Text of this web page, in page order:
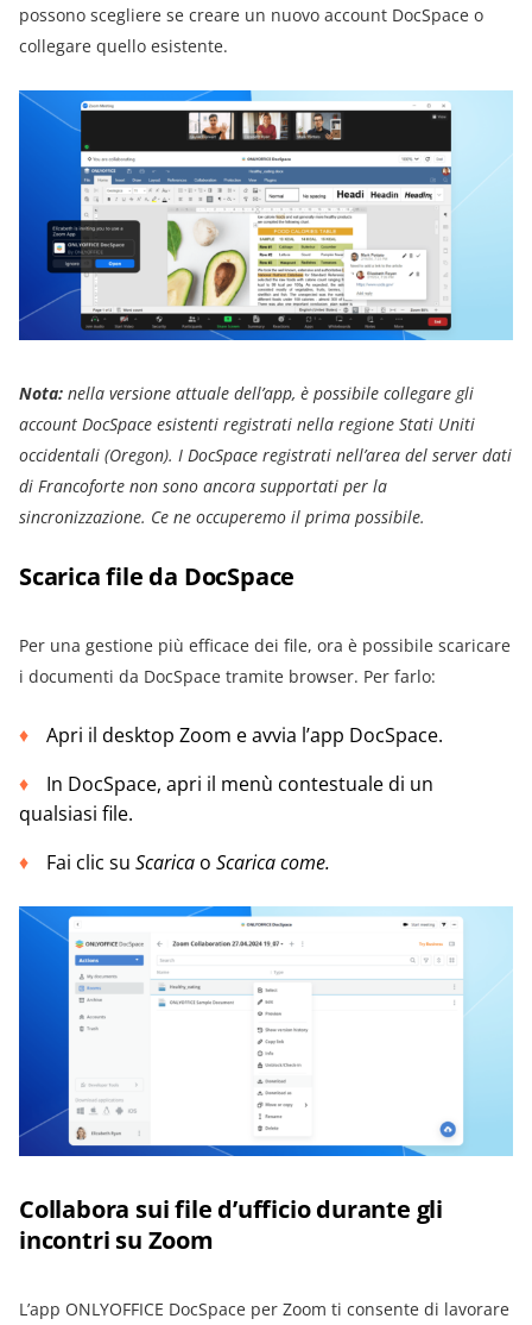
possono scegliere se creare un nuovo account DocSpace o
collegare quello esistente.
Nota: nella versione attuale dell’app, è possibile collegare gli
account DocSpace esistenti registrati nella regione Stati Uniti
occidentali (Oregon). I DocSpace registrati nell’area del server dati
di Francoforte non sono ancora supportati per la
sincronizzazione. Ce ne occuperemo il prima possibile.
Scarica file da DocSpace
Per una gestione più efficace dei file, ora è possibile scaricare
i documenti da DocSpace tramite browser. Per farlo:
Apri il desktop Zoom e avvia l’app DocSpace.
In DocSpace, apri il menù contestuale di un
qualsiasi file.
Fai clic su Scarica o Scarica come.
Collabora sui file d’ufficio durante gli
incontri su Zoom
L’app ONLYOFFICE DocSpace per Zoom ti consente di lavorare